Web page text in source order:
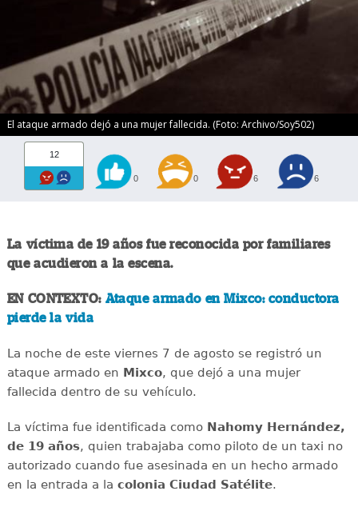
El ataque armado dejó a una mujer fallecida. (Foto: Archivo/Soy502)
12
0 0 6 6
La víctima de 19 años fue reconocida por familiares
que acudieron a la escena.
EN CONTEXTO: Ataque armado en Mixco: conductora
pierde la vida
La noche de este viernes 7 de agosto se registró un
ataque armado en Mixco, que dejó a una mujer
fallecida dentro de su vehículo.
La víctima fue identificada como Nahomy Hernández,
de 19 años, quien trabajaba como piloto de un taxi no
autorizado cuando fue asesinada en un hecho armado
en la entrada a la colonia Ciudad Satélite.